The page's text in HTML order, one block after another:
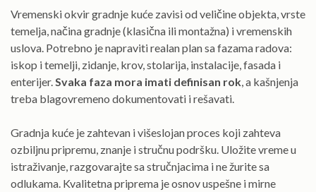
Vremenski okvir gradnje kuće zavisi od veličine objekta, vrste
temelja, načina gradnje (klasična ili montažna) i vremenskih
uslova. Potrebno je napraviti realan plan sa fazama radova:
iskop i temelji, zidanje, krov, stolarija, instalacije, fasada i
enterijer.Svaka faza mora imati definisan rok, a kašnjenja
treba blagovremeno dokumentovati i rešavati.
Gradnja kuće je zahtevan i višeslojan proces koji zahteva
ozbiljnu pripremu, znanje i stručnu podršku. Uložite vreme u
istraživanje, razgovarajte sa stručnjacima i ne žurite sa
odlukama. Kvalitetna priprema je osnov uspešne i mirne